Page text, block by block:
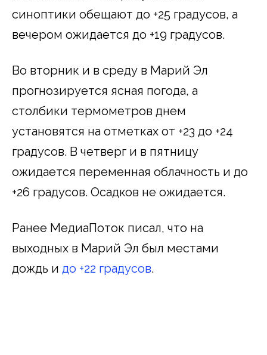
синоптики обещают до +25 градусов, а
вечером ожидается до +19 градусов.
Во вторник и в среду в Марий Эл
прогнозируется ясная погода, а
столбики термометров днем
установятся на отметках от +23 до +24
градусов. В четверг и в пятницу
ожидается переменная облачность и до
+26 градусов. Осадков не ожидается.
Ранее МедиаПоток писал, что на
выходных в Марий Эл был местами
дождь и до +22 градусов.